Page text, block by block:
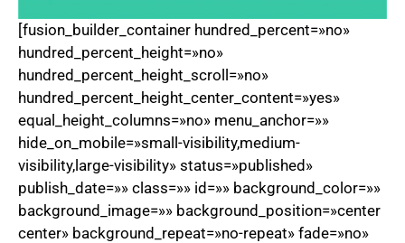
[fusion_builder_container hundred_percent=»no»
hundred_percent_height=»no»
hundred_percent_height_scroll=»no»
hundred_percent_height_center_content=»yes»
equal_height_columns=»no» menu_anchor=»»
hide_on_mobile=»small-visibility,medium-
visibility,large-visibility» status=»published»
publish_date=»» class=»» id=»» background_color=»»
background_image=»» background_position=»center
center» background_repeat=»no-repeat» fade=»no»